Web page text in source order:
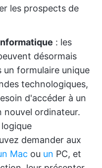
les prospects de
: les
désormais
un formulaire unique
technologiques,
d'accéder à un
nouvel ordinateur.
demander aux
Mac ou un PC, et